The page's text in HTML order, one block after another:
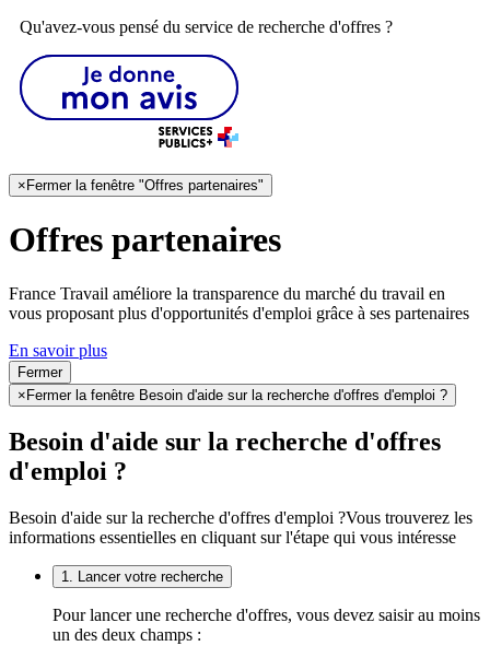
Qu'avez-vous pensé du service de recherche d'offres ?
×Fermer la fenêtre "Offres partenaires"
Offres partenaires
France Travail améliore la transparence du marché du travail en
vous proposant plus d'opportunités d'emploi grâce à ses partenaires
En savoir plus
Fermer
×Fermer la fenêtre Besoin d'aide sur la recherche d'offres d'emploi ?
Besoin d'aide sur la recherche d'offres
d'emploi ?
Besoin d'aide sur la recherche d'offres d'emploi ?Vous trouverez les
informations essentielles en cliquant sur l'étape qui vous intéresse
1. Lancer votre recherche
Pour lancer une recherche d'offres, vous devez saisir au moins
un des deux champs :